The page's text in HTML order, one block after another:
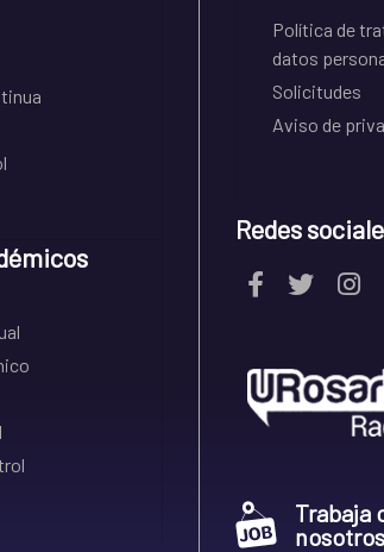
Política de
datos
Solicitudes
Aviso de
Redes
Trabaja